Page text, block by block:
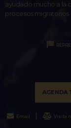
ayudado mucho a la
procesos migratorios
AGENDA
Email Visita